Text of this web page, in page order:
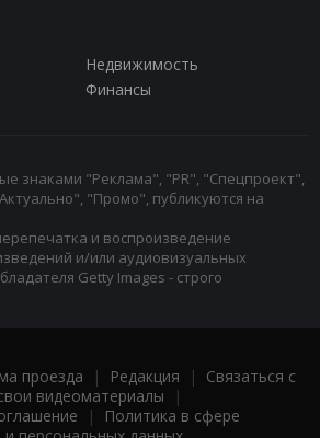
Недвижимость
Финансы
знаками "Реклама", "PR", "Спецпроект",
"Промо", публикуются на
и воспроизведение
и/или аудиовизуальных
Getty Images - строго
проезда | Редакция | Связаться с
видеоматериалы |
|
Политика в сфере